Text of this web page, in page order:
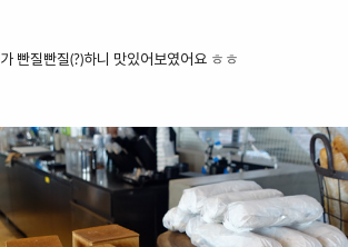
가 빤질빤질(?)하니 맛있어보였어요ㅎㅎ